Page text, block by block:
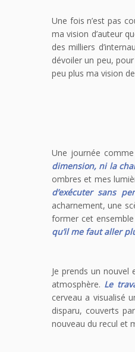
Une fois n’est pas
ma vision d’auteur
des milliers
dévoiler un peu,
peu plus ma vision
Une journée
dimension, ni la
ombres et mes
d’exécuter sans
acharnement, une
former cet
qu’il me faut aller
Je prends un
atmosphère. Le
cerveau a visualisé
disparu, couverts
nouveau du recul et